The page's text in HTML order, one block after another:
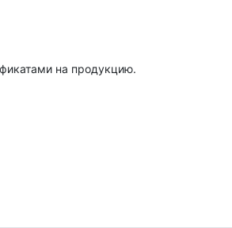
на продукцию.